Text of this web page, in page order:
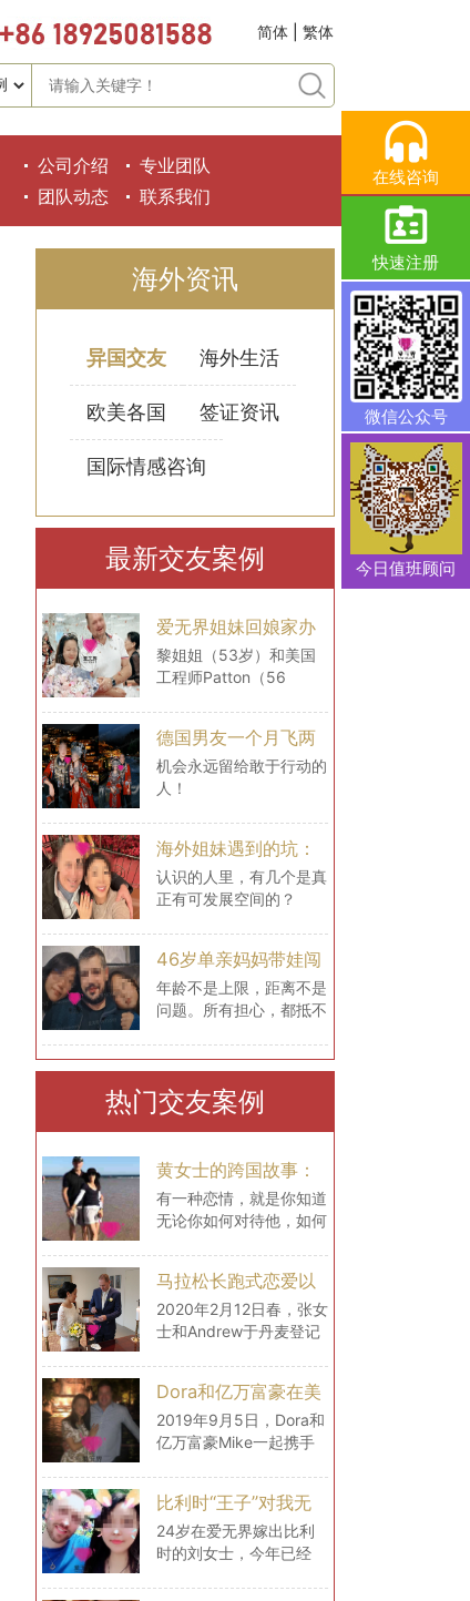
简体 繁体
公司介绍
专业团队
团队动态
联系我们
海外资讯
异国交友 海外生活
欧美各国 签证资讯
国际情感咨询
最新交友案例
爱无界姐妹回娘家办
婚礼！她在这里收获
的，你也能拥有！
黎姐姐（53岁）和美国
工程师Patton（56
德国男友一个月飞两
次中国，送上求婚戒
指！
机会永远留给敢于行动的
人！
海外姐妹遇到的坑：
你以为的“优势”，恰
恰是绊脚石
认识的人里，有几个是真
正有可发展空间的？
46岁单亲妈妈带娃闯
法国！她说：所有担
心，都抵不过一次尝
试！
年龄不是上限，距离不是
问题。所有担心，都抵不
热门交友案例
黄女士的跨国故事：
最大的幸福便是有一
个白马王子一直默默
等着自己
有一种恋情，就是你知道
无论你如何对待他，如何
安心，因为你知道，他会
包容你的所有，毫无理由
地去宠溺你，默默在某个
马拉松长跑式恋爱以
后，我们在丹麦登记
结婚了
2020年2月12日春，张女
士和Andrew于丹麦登记
恋，终于停下了它的脚
步，开始步入一个全新的
阶段——婚姻
Dora和亿万富豪在美
国的生活
2019年9月5日，Dora和
亿万富豪Mike一起携手
了很多，还为女士购置了
很多生活用品，
比利时“王子”对我无
微不至的爱（爱无界
刘女士的海外生活）
24岁在爱无界嫁出比利
时的刘女士，今年已经
在线咨询
快速注册
微信公众号
今日值班顾问